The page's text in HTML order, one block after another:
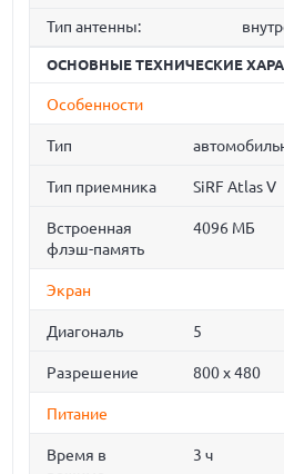
Тип антенны:
ОСНОВНЫЕ ТЕХНИЧЕСКИЕ
Особенности
Тип
Тип приемника SiRF Atlas V
Встроенная
флэш-память
4096 МБ
Экран
Диагональ 5
Разрешение 800 x 480
Питание
Время в
3 ч